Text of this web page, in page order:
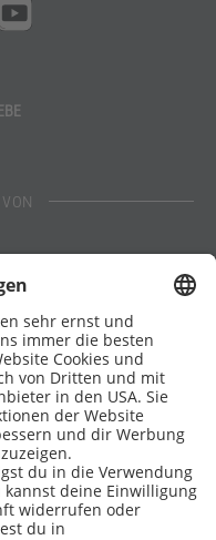
Stiftung Lesen